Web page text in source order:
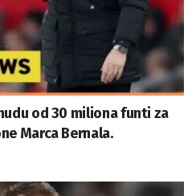
od 30 miliona funti za
Marca Bernala.